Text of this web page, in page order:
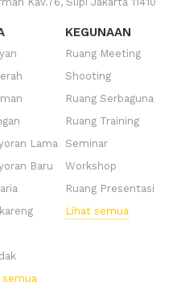
Lama
Baru
semua
KEGUNAAN
Ruang Meeting
Shooting
Ruang Serbaguna
Ruang Training
Seminar
Workshop
Ruang Presentasi
Lihat semua